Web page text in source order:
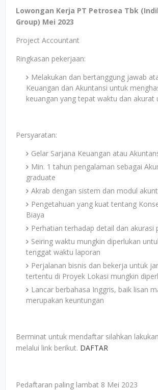
Lowongan Kerja PT Petrosea Tbk
Group) Mei 2023
Project Accountant
Ringkasan pekerjaan:
Melakukan dan bertanggung jawab
Keuangan dan Akuntansi untuk
keuangan yang tepat waktu dan akurat
Persyaratan:
Gelar Sarjana Keuangan atau
Min. 1 tahun pengalaman sebagai
graduate
Akrab dengan sistem dan modul
Pengetahuan yang kuat tentang
Biaya
Perhatian terhadap detail dan akurasi
Seiring waktu mungkin diperlukan
tenggat waktu laporan
Perjalanan bisnis dan bekerja untuk
tertentu di Proyek Lokasi mungkin
Lancar berbahasa Inggris, baik lisan
merupakan keuntungan
Berminat untuk mendaftar silahkan
melalui link berikut. DAFTAR
Pedaftaran paling lambat 8 Mei 2023